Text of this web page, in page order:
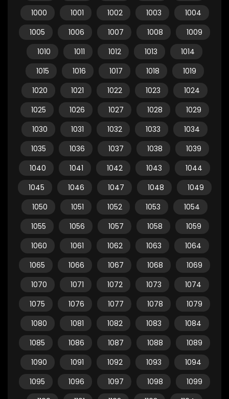
1000
1001 1002 1003
1004
1005
1006 1007 1008
1009
1010
1011 1012 1013
1014
1015
1016 1017 1018
1019
1020
1021 1022 1023
1024
1025
1026 1027 1028
1029
1030
1031 1032 1033
1034
1035
1036 1037 1038
1039
1040
1041 1042 1043
1044
1045
1046 1047 1048
1049
1050
1051 1052 1053
1054
1055
1056 1057 1058
1059
1060
1061 1062 1063
1064
1065
1066 1067 1068
1069
1070
1071 1072 1073
1074
1075
1076 1077 1078
1079
1080
1081 1082 1083
1084
1085
1086 1087 1088
1089
1090
1091 1092 1093
1094
1095
1096 1097 1098
1099